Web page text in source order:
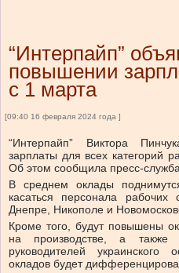
“Интерпайп”
повышении
с 1 марта
[09:40 16 февраля 2024 года ]
“Интерпайп” Виктора
зарплаты для всех категорий
Об этом сообщила пресс-
В среднем оклады
касаться персонала рабочих
Днепре, Никополе и
Кроме того, будут повышены
на производстве, а также
руководителей
окладов будет